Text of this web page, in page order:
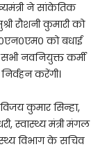
ने सांकेतिक
रौशनी कुमारी को
को बधाई
नवनियुक्त कर्मी
करेंगी।
कुमार सिन्हा,
स्वास्थ्य मंत्री मंगल
विभाग के सचिव